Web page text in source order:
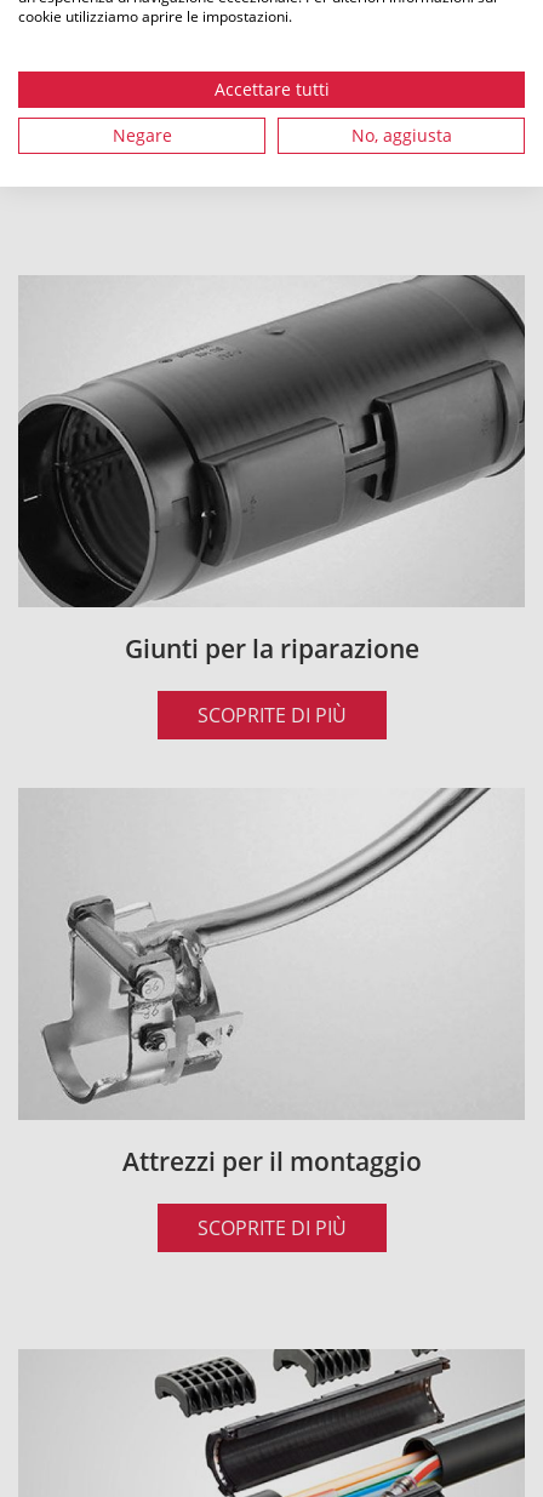
cookie utilizziamo aprire le impostazioni.
Accettare tutti
Negare No, aggiusta
Giunti
SCOPRITE DI PIÙ
Giunti per la riparazione
SCOPRITE DI PIÙ
Attrezzi per il montaggio
SCOPRITE DI PIÙ